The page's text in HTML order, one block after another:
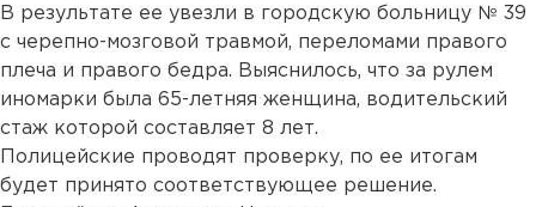
В результате ее увезли в городскую больницу № 39
с черепно-мозговой травмой, переломами правого
плеча и правого бедра. Выяснилось, что за рулем
иномарки была 65-летняя женщина, водительский
стаж которой составляет 8 лет.
Полицейские проводят проверку, по ее итогам
будет принято соответствующее решение.